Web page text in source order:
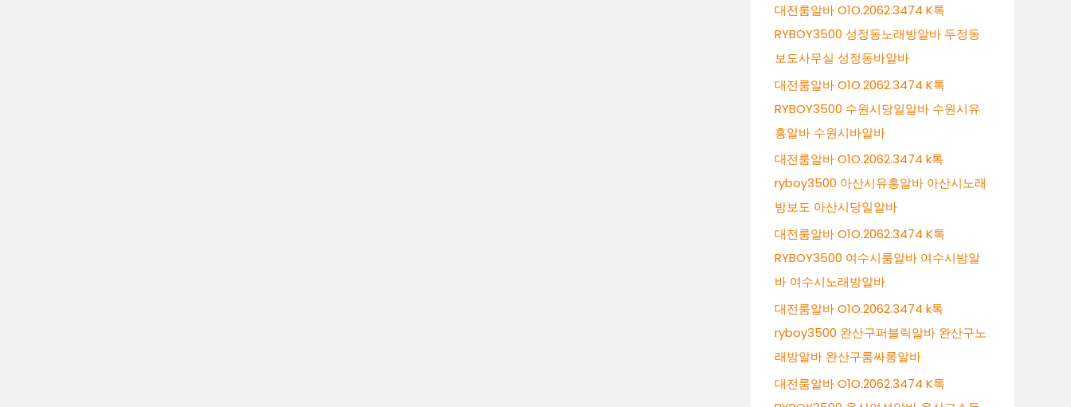
대전룸알바 O1O.2062.3474 K톡
RYBOY3500 성정동노래방알바 두정동
보도사무실 성정동바알바
대전룸알바 O1O.2062.3474 K톡
RYBOY3500 수원시당일알바 수원시유
흥알바 수원시바알바
대전룸알바 O1O.2062.3474 k톡
ryboy3500 아산시유흥알바 아산시노래
방보도 아산시당일알바
대전룸알바 O1O.2062.3474 K톡
RYBOY3500 여수시룸알바 여수시밤알
바 여수시노래방알바
대전룸알바 O1O.2062.3474 k톡
ryboy3500 완산구퍼블릭알바 완산구노
래방알바 완산구룸싸롱알바
대전룸알바 O1O.2062.3474 K톡